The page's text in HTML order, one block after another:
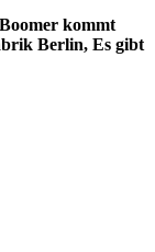
kommt
Berlin, Es gibt